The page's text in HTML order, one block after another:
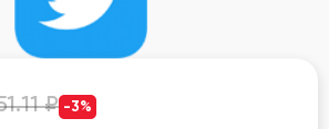
₽ -3%